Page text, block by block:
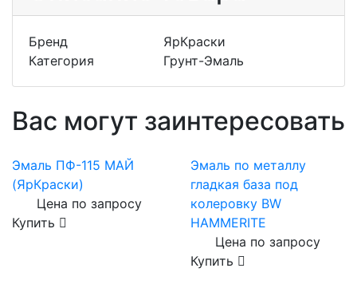
Бренд
ЯрКраски
Категория
Грунт-Эмаль
Вас могут заинтересовать
Эмаль ПФ-115 МАЙ
(ЯрКраски)
Цена по запросу
Купить
Эмаль по металлу
гладкая база под
колеровку BW
HAMMERITE
Цена по запросу
Купить